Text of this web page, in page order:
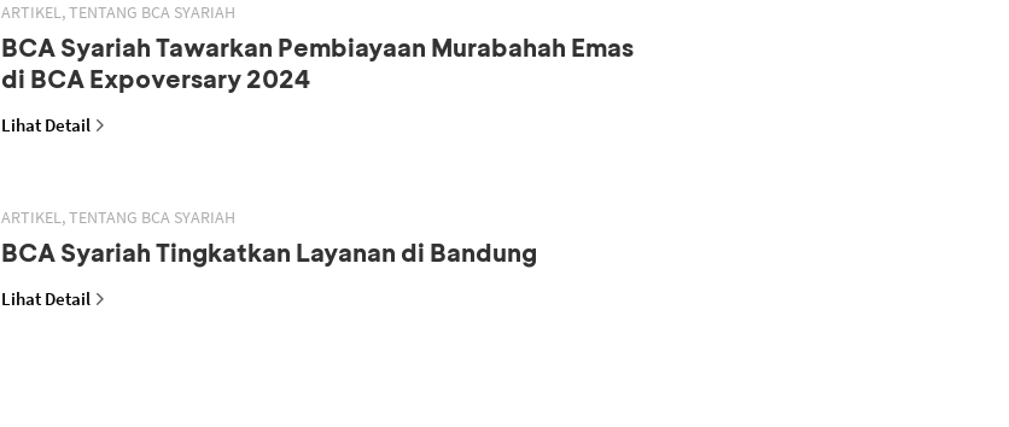
ARTIKEL, TENTANG BCA SYARIAH
BCA Syariah Tawarkan Pembiayaan Murabahah Emas
di BCA Expoversary 2024
Lihat Detail
ARTIKEL, TENTANG BCA SYARIAH
BCA Syariah Tingkatkan Layanan di Bandung
Lihat Detail